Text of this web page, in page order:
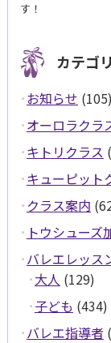
す！
カテゴ
お知らせ (105)
オーロラクラ
キトリクラス
キューピット
クラス案内
トウシューズ
バレエレッス
大人 (129)
子ども (434)
バレエ指導者